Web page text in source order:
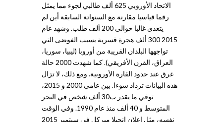
الاتحاد الأوروبي 625 ألف طالبي لجوء مما يمثل
رقما قياسيا مقارنة مع السنواتة السابقة أين لم
يتعدى غالبا حوالي 200 ألف طلب. وشهد عام
2015 300 ألف هجرة قسرية بسبب الفوضى التي
تواجهها البلدان القريبة من أوروبا (ليبيا، سوريا،
العراق، القرن الأفريقي). كما شهدت 2000 حالة
غرق عند حدود القارة الأوروبية. ومع ذلك، لا تزال
هذه البيانات تزداد سوءا. بين عامي 2000 و 2015،
توفي ما يقدر ب30 ألف شخص في البحر
المتوسط و 40 ألف منذ عام 1990. وفي الوقت
نفسه، مثل إعلان انجيلا ميركل في سبتمبر 2015